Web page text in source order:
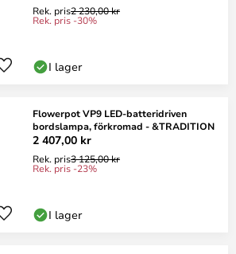
Rek. pris2 230,00 kr
Rek. pris -30%
I lager
Flowerpot VP9 LED-batteridriven
bordslampa, förkromad - &TRADITION
2 407,00 kr
Rek. pris3 125,00 kr
Rek. pris -23%
I lager